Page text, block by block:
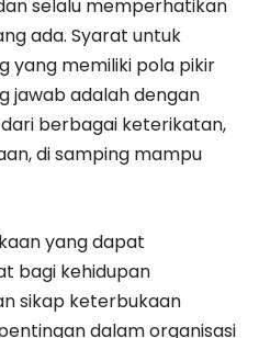
selalu memperhatikan
ada. Syarat untuk
yang memiliki pola pikir
jawab adalah dengan
berbagai keterikatan,
di samping mampu
yang dapat
bagi kehidupan
sikap keterbukaan
dalam organisasi